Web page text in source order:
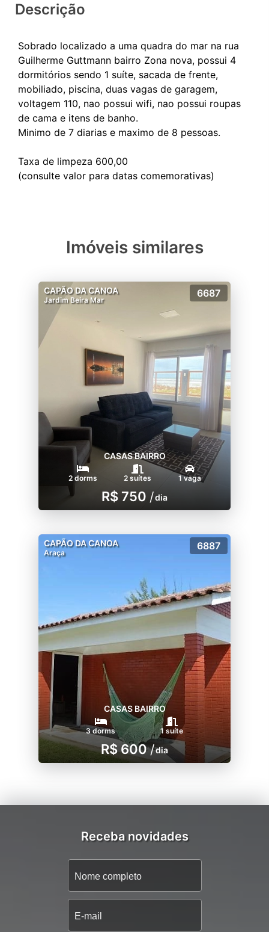
Descrição
Sobrado localizado a uma quadra do mar na rua
Guilherme Guttmann bairro Zona nova, possui 4
dormitórios sendo 1 suíte, sacada de frente,
mobiliado, piscina, duas vagas de garagem,
voltagem 110, nao possui wifi, nao possui roupas
de cama e itens de banho.
Minimo de 7 diarias e maximo de 8 pessoas.
Taxa de limpeza 600,00
Imóveis similares
CAPÃO DA CANOA
Jardim Beira Mar
6687
CASAS BAIRRO
2 dorms 2 suítes 1 vaga
R$ 750 /dia
CAPÃO DA CANOA
Araça
6887
CASAS BAIRRO
3 dorms 1 suíte
R$ 600 /dia
Receba novidades